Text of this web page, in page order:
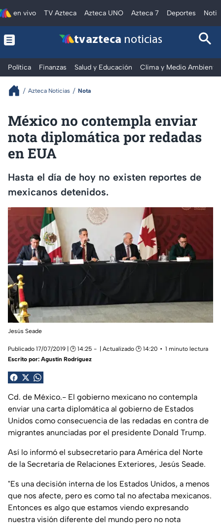
en vivo TV Azteca Azteca UNO Azteca 7 Deportes
tv azteca noticias
Política Finanzas Salud y Educación Clima y Medio Ambiente
Azteca Noticias Nota
México no contempla enviar
nota diplomática por redadas
en EUA
Hasta el día de hoy no existen reportes de
mexicanos detenidos.
Jesús Seade
Publicado 17/07/2019 | 🕑 14:25 | Actualizado 🕑 14:20
1 minuto lectura
Escrito por: Agustín Rodríguez
Cd. de México.- El gobierno mexicano no contempla
enviar una carta diplomática al gobierno de Estados
Unidos como consecuencia de las redadas en contra de
migrantes anunciadas por el presidente Donald Trump.
Así lo informó el subsecretario para América del Norte
de la Secretaría de Relaciones Exteriores, Jesús Seade.
"Es una decisión interna de los Estados Unidos, a menos
que nos afecte, pero es como tal no afectaba mexicanos.
Entonces es algo que estamos viendo expresando
nuestra visión diferente del mundo pero no nota